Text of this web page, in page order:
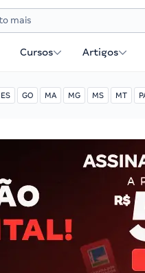
Cursos Artigos
ES GO MA MG MS MT